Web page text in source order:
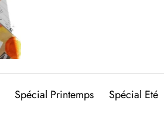
Spécial Printemps Spécial Eté